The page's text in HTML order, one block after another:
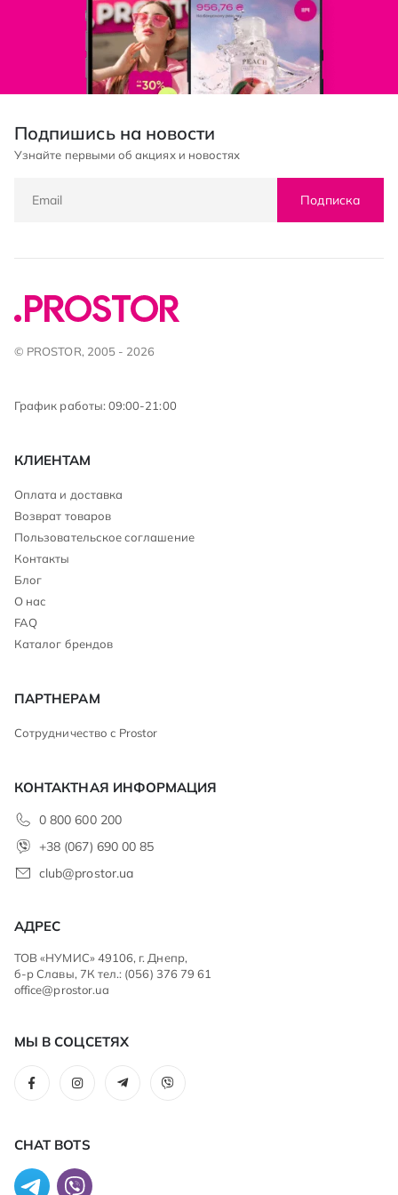
Подпишись на новости
Узнайте первыми об акциях и новостях
Подписка
© PROSTOR, 2005 - 2026
График работы: 09:00-21:00
КЛИЕНТАМ
Оплата и доставка
Возврат товаров
Пользовательское соглашение
Контакты
Блог
О нас
FAQ
Каталог брендов
ПАРТНЕРАМ
Сотрудничество с Prostor
КОНТАКТНАЯ ИНФОРМАЦИЯ
0 800 600 200
+38 (067) 690 00 85
club@prostor.ua
АДРЕС
ТОВ «НУМИС» 49106, г. Днепр,
б-р Славы, 7К тел.: (056) 376 79 61
office@prostor.ua
МЫ В СОЦСЕТЯХ
CHAT BOTS